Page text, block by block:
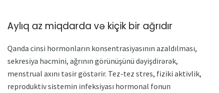
Aylıq az miqdarda və kiçik bir ağrıdır
Qanda cinsi hormonların konsentrasiyasının azaldılması,
sekresiya həcmini, ağrının görünüşünü dəyişdirərək,
menstrual axını təsir göstərir. Tez-tez stres, fiziki aktivlik,
reproduktiv sistemin infeksiyası hormonal fonun